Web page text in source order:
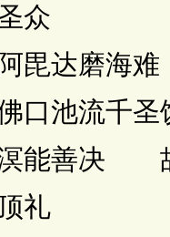
众
磨海难
池流千
溟能善决
礼